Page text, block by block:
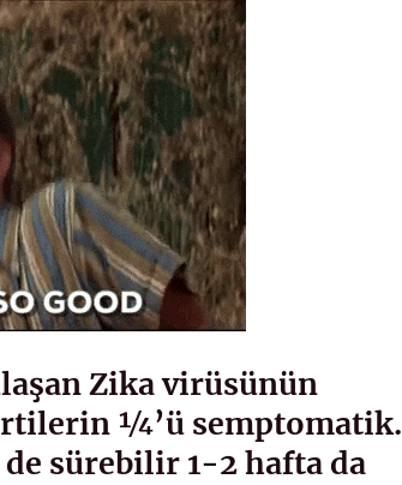
Zika virüsünün
¼’ü semptomatik.
sürebilir 1-2 hafta da